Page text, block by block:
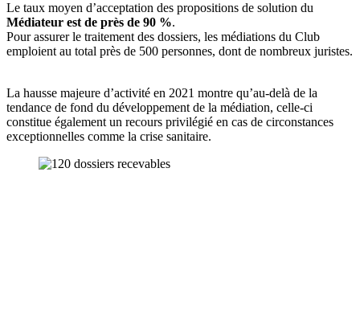
Le taux moyen d’acceptation des propositions de solution du
Médiateur est de près de 90 %.
Pour assurer le traitement des dossiers, les médiations du Club
emploient au total près de 500 personnes, dont de nombreux juristes.
La hausse majeure d’activité en 2021 montre qu’au-delà de la
tendance de fond du développement de la médiation, celle-ci
constitue également un recours privilégié en cas de circonstances
exceptionnelles comme la crise sanitaire.